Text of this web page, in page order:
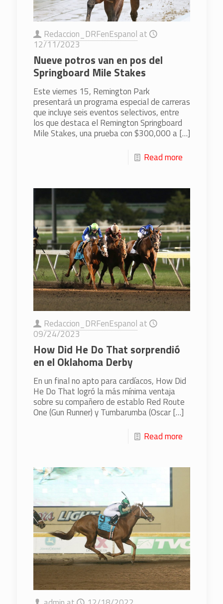
Redaccion_DRFenEspanol at
12/11/2023
Nueve potros van en pos del
Springboard Mile Stakes
Este viernes 15, Remington Park
presentará un programa especial de carreras
que incluye seis eventos selectivos, entre
los que destaca el Remington Springboard
Mile Stakes, una prueba con $300,000 a[…]
Read more
Redaccion_DRFenEspanol at
09/24/2023
How Did He Do That sorprendió
en el Oklahoma Derby
En un final no apto para cardíacos, How Did
He Do That logró la más mínima ventaja
sobre su compañero de establo Red Route
One (Gun Runner) y Tumbarumba (Oscar[…]
Read more